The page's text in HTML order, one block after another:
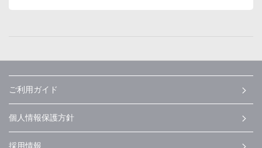
ご利用ガイド
個人情報保護方針
採用情報